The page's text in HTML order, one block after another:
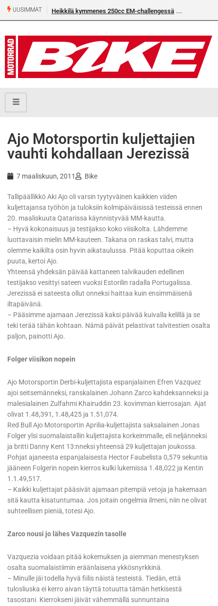
UUSIMMAT Heikkilä kymmenes 250cc EM-challengessä
Ajo Motorsportin kuljettajien
vauhti kohdallaan Jerezissä
7 maaliskuun, 2011 Bike
Tallipäällikkö Aki Ajo oli varsin tyytyväinen kaikkien viiden
kuljettajansa työhön ja tuloksiin kolmipäiväisissä testeissä ennen
20. maaliskuuta Qatarissa käynnistyvää MM-kautta.
– Hyvä kokonaisuus ja testijakso koko viisikolta. Lähdemme
luottavaisin mielin MM-kauteen. Takana on raskas talvi, mutta
olemme kaikilta osin hyvin aikataulussa. Pitää koputtaa oikein
puuta, kertoi Ajo.
Yhteensä yhdeksän päivää kattaneen talvikauden edellinen
testijakso vesittyi sateen vuoksi Estorilin radalla Portugalissa.
Jerezissä ei sateesta ollut onneksi haittaa kuin ensimmäisenä
iltapäivänä.
– Pääsimme ajamaan Jerezissä kaksi päivää kuivalla kelillä ja se
teki terää tähän kohtaan. Nämä päivät pelastivat talvitestien osalta
paljon, painotti Ajo.
Folger viisikon nopein
Ajo Motorsportin Derbi-kuljettajista espanjalainen Efren Vazquez
ajoi seitsemänneksi, ranskalainen Johann Zarco kahdeksanneksi ja
malesialainen Zulfahmi Khairuddin 23. kovimman kierrosajan. Ajat
olivat 1.48,391, 1.48,425 ja 1.51,074.
Red Bull Ajo Motorsportin Aprilia-kuljettajista saksalainen Jonas
Folger ylsi suomalaistallin kuljettajista korkeimmalle, eli neljänneksi
ja britti Danny Kent 13:nneksi yhteensä 29 kuljettajan joukossa.
Pohjat ajaneesta espanjalaisesta Hector Faubelista 0,579 sekuntia
jääneen Folgerin nopein kierros kulki lukemissa 1.48,022 ja Kentin
1.1.49,517.
– Kaikki kuljettajat pääsivät ajamaan pitempiä vetoja ja hakemaan
sitä kautta kisatuntumaa. Jos joitain ongelmia ilmeni, niin ne olivat
suhteellisen pieniä, totesi Ajo.
Zarco nousi jo lähes Vazquezin tasolle
Vazquezia voidaan pitää kokemuksen ja aiemman menestyksen
osalta suomalaistiimin eräänlaisena ykkösnyrkkinä.
– Minulle jäi todella hyvä fiilis näistä testeistä. Tiedän, että
tulosliuska ei kerro aivan täyttä totuutta tämän hetkisestä
tasostani. Kierrokseni jäivät vähemmällä sunnuntaina